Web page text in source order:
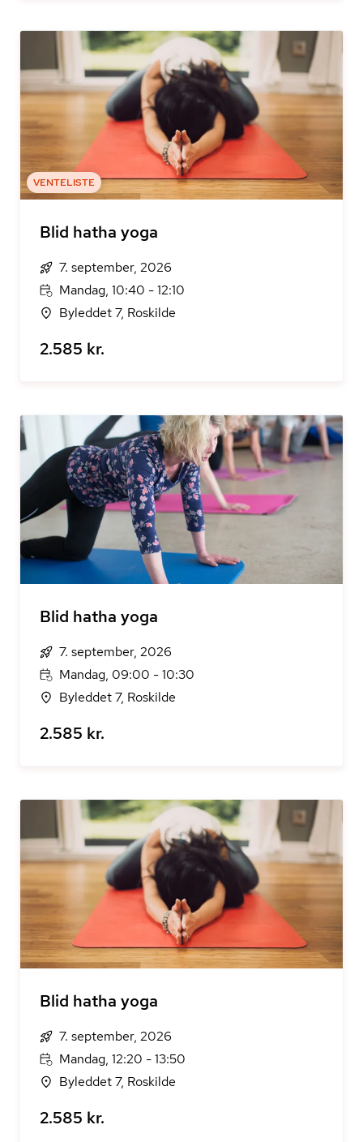
VENTELISTE
Blid hatha yoga
7. september, 2026
Mandag, 10:40 - 12:10
Byleddet 7, Roskilde
2.585 kr.
Blid hatha yoga
7. september, 2026
Mandag, 09:00 - 10:30
Byleddet 7, Roskilde
2.585 kr.
Blid hatha yoga
7. september, 2026
Mandag, 12:20 - 13:50
Byleddet 7, Roskilde
2.585 kr.